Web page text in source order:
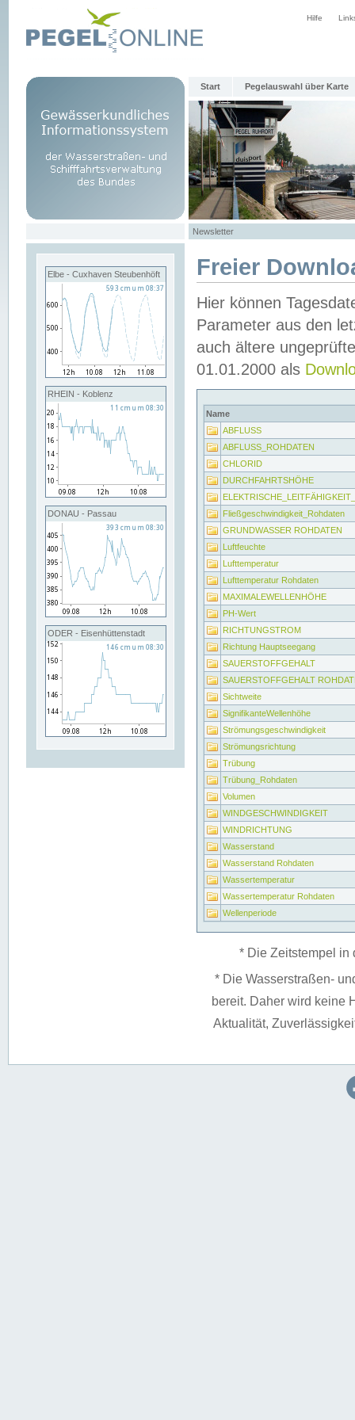
Hilfe
Start Pegelauswahl über Karte
Newsletter
Elbe - Cuxhaven Steubenhöft
RHEIN - Koblenz
DONAU - Passau
ODER - Eisenhüttenstadt
Freier
Hier können
Parameter aus den
auch ältere
01.01.2000 als
Name
ABFLUSS
ABFLUSS_ROHDATEN
CHLORID
DURCHFAHRTSHÖHE
Fließgeschwindigkeit_Rohdaten
GRUNDWASSER ROHDATEN
Luftfeuchte
Lufttemperatur
Lufttemperatur Rohdaten
MAXIMALEWELLENHÖHE
PH-Wert
RICHTUNGSTROM
Richtung Hauptseegang
SAUERSTOFFGEHALT
SAUERSTOFFGEHALT
Sichtweite
SignifikanteWellenhöhe
Strömungsgeschwindigkeit
Strömungsrichtung
Trübung
Trübung_Rohdaten
Volumen
WINDGESCHWINDIGKEIT
WINDRICHTUNG
Wasserstand
Wasserstand Rohdaten
Wassertemperatur
Wassertemperatur Rohdaten
Wellenperiode
* Die Zeitstempel in
* Die Wasserstraßen-
bereit. Daher wird keine
Aktualität,